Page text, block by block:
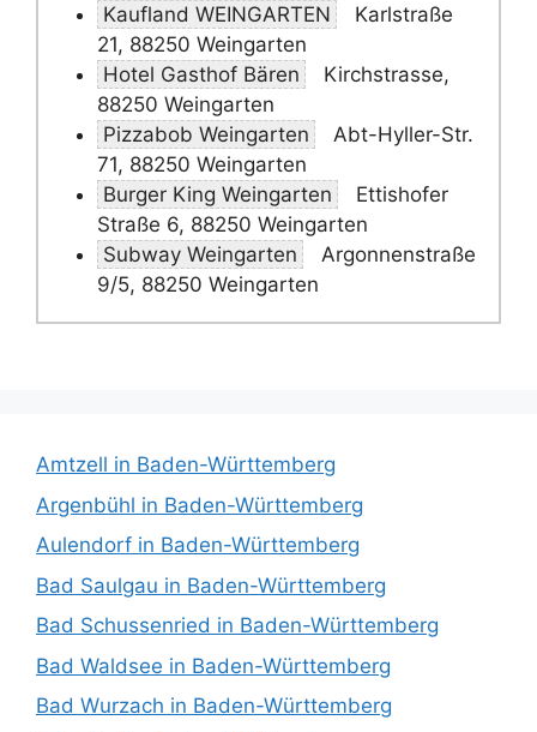
Kaufland WEINGARTEN
Karlstraße
21, 88250 Weingarten
Hotel Gasthof Bären
Kirchstrasse,
88250 Weingarten
Pizzabob Weingarten
Abt-Hyller-Str.
71, 88250 Weingarten
Burger King Weingarten
Ettishofer
Straße 6, 88250 Weingarten
Subway Weingarten
Argonnenstraße
9/5, 88250 Weingarten
Amtzell in Baden-Württemberg
Argenbühl in Baden-Württemberg
Aulendorf in Baden-Württemberg
Bad Saulgau in Baden-Württemberg
Bad Schussenried in Baden-Württemberg
Bad Waldsee in Baden-Württemberg
Bad Wurzach in Baden-Württemberg